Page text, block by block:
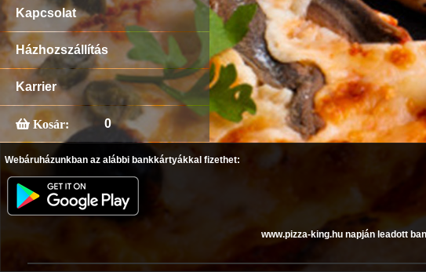
Kapcsolat
Házhozszállítás
Karrier
Kosár: 0
Webáruházunkban az alábbi bankkártyákkal fizethet:
www.pizza-king.hu napján leadott